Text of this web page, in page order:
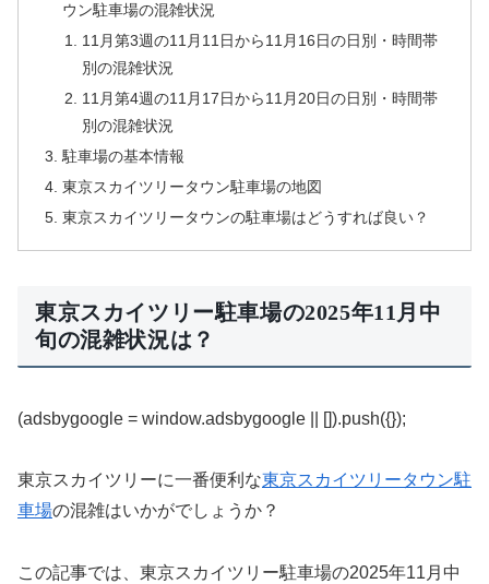
ウン駐車場の混雑状況
11月第3週の11月11日から11月16日の日別・時間帯
別の混雑状況
11月第4週の11月17日から11月20日の日別・時間帯
別の混雑状況
駐車場の基本情報
東京スカイツリータウン駐車場の地図
東京スカイツリータウンの駐車場はどうすれば良い？
東京スカイツリー駐車場の2025年11月中
旬の混雑状況は？
(adsbygoogle = window.adsbygoogle || []).push({});
東京スカイツリーに一番便利な東京スカイツリータウン駐
車場の混雑はいかがでしょうか？
この記事では、東京スカイツリー駐車場の2025年11月中